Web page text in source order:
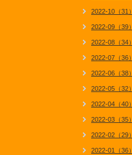
2022-10（31）
2022-09（39）
2022-08（34）
2022-07（36）
2022-06（38）
2022-05（32）
2022-04（40）
2022-03（35）
2022-02（29）
2022-01（36）